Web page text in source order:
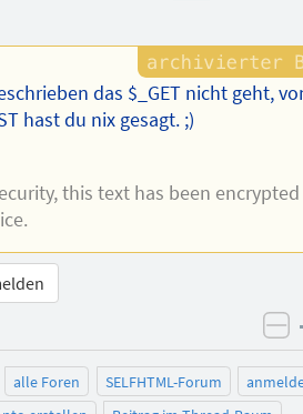
das $_GET nicht geht,
hast du nix gesagt. ;)
this text has been
alle Foren SELFHTML-Forum